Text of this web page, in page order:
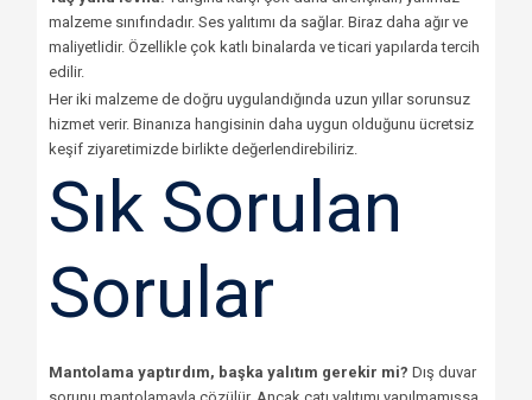
malzeme sınıfındadır. Ses yalıtımı da sağlar. Biraz daha ağır ve
maliyetlidir. Özellikle çok katlı binalarda ve ticari yapılarda tercih
edilir.
Her iki malzeme de doğru uygulandığında uzun yıllar sorunsuz
hizmet verir. Binanıza hangisinin daha uygun olduğunu ücretsiz
keşif ziyaretimizde birlikte değerlendirebiliriz.
Sık Sorulan
Sorular
Mantolama yaptırdım, başka yalıtım gerekir mi? Dış duvar